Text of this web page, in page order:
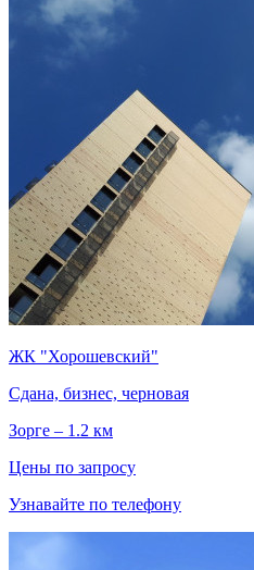
ЖК "Хорошевский"
Сдана, бизнес, черновая
Зорге – 1.2 км
Цены по запросу
Узнавайте по телефону